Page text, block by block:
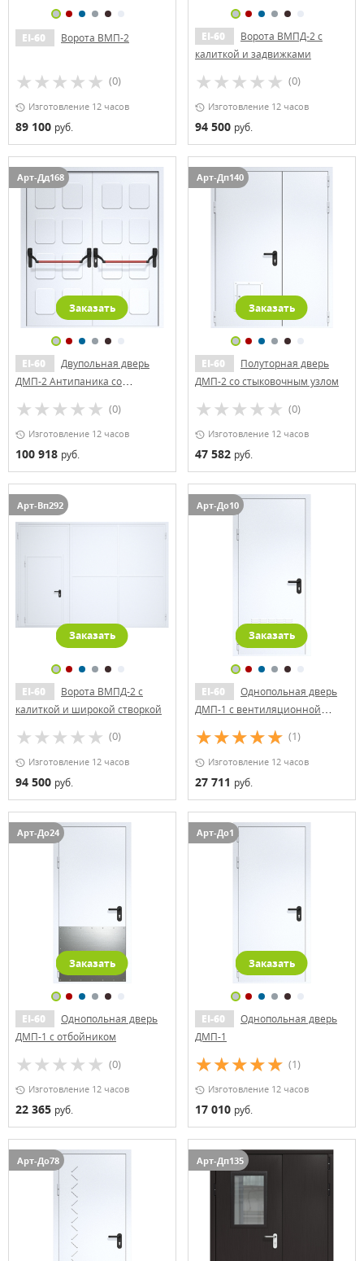
EI-60 Ворота ВМП-2
(0)
Изготовление 12 часов
89 100 руб.
EI-60
Ворота ВМПД-2 с
калиткой и задвижками
(0)
Изготовление 12 часов
94 500 руб.
Арт-Дд168
Заказать
EI-60
Двупольная дверь
ДМП-2 Антипаника со
(0)
Изготовление 12 часов
100 918 руб.
Арт-Дп140
Заказать
EI-60
Полуторная дверь
ДМП-2 со стыковочным узлом
(0)
Изготовление 12 часов
47 582 руб.
Арт-Вп292
Заказать
EI-60
Ворота ВМПД-2 с
калиткой и широкой створкой
(0)
Изготовление 12 часов
94 500 руб.
Арт-До10
Заказать
EI-60
Однопольная дверь
ДМП-1 с вентиляционной
решеткой
(1)
Изготовление 12 часов
27 711 руб.
Арт-До24
Заказать
EI-60
Однопольная дверь
ДМП-1 с отбойником
(0)
Изготовление 12 часов
22 365 руб.
Арт-До1
Заказать
EI-60
Однопольная дверь
ДМП-1
(1)
Изготовление 12 часов
17 010 руб.
Арт-До78 Арт-Дп135